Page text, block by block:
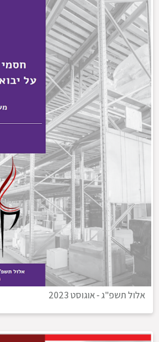
אלול תשפ"ג-אוגוסט 2023